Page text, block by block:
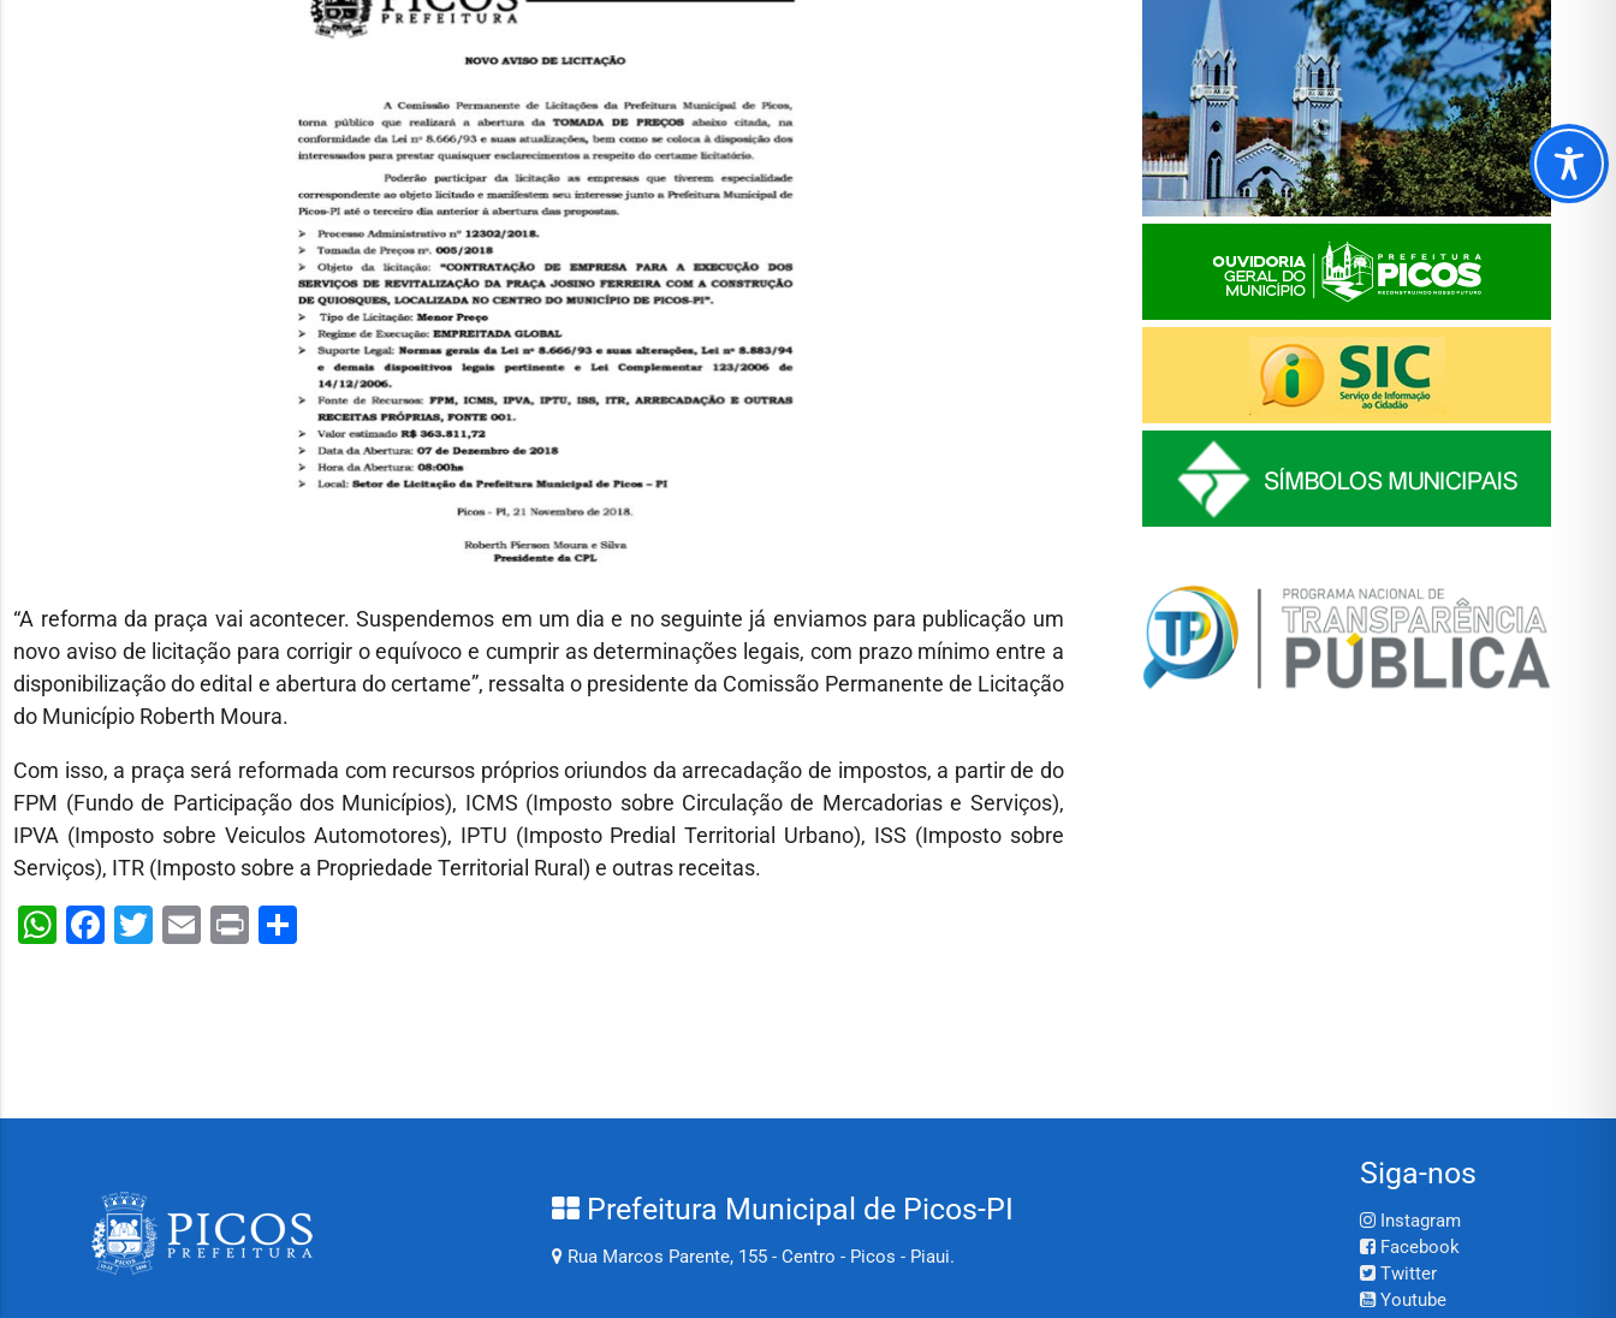
“A reforma da praça vai acontecer. Suspendemos em um dia e no seguinte já enviamos para publicação um
novo aviso de licitação para corrigir o equívoco e cumprir as determinações legais, com prazo mínimo entre a
disponibilização do edital e abertura do certame”, ressalta o presidente da Comissão Permanente de Licitação
do Município Roberth Moura.
Com isso, a praça será reformada com recursos próprios oriundos da arrecadação de impostos, a partir de do
FPM (Fundo de Participação dos Municípios), ICMS (Imposto sobre Circulação de Mercadorias e Serviços),
IPVA (Imposto sobre Veiculos Automotores), IPTU (Imposto Predial Territorial Urbano), ISS (Imposto sobre
Serviços), ITR (Imposto sobre a Propriedade Territorial Rural) e outras receitas.
WhatsApp
Facebook
Twitter
Email
Print
Prefeitura Municipal de Picos-PI
Rua Marcos Parente, 155 - Centro - Picos - Piaui.
Siga-nos
Instagram
Facebook
Twitter
Youtube